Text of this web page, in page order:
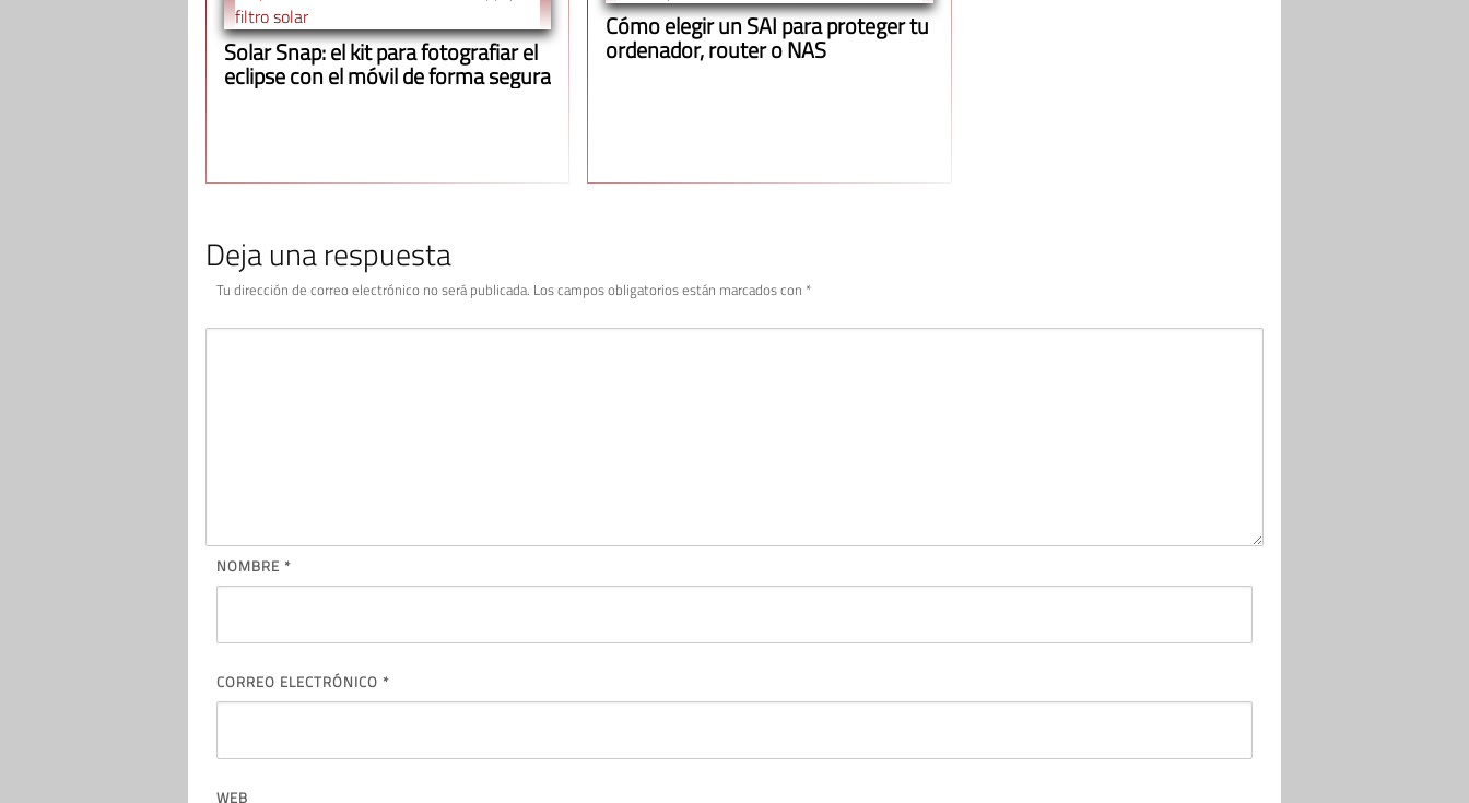
Solar Snap: el kit para fotografiar el
eclipse con el móvil de forma segura
Cómo elegir un SAI para proteger tu
ordenador, router o NAS
Deja una respuesta
Tu dirección de correo electrónico no será publicada. Los campos obligatorios están marcados con *
NOMBRE *
CORREO ELECTRÓNICO *
WEB